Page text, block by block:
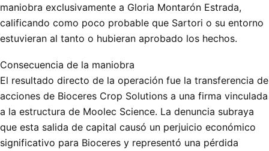
maniobra exclusivamente a Gloria Montarón Estrada,
calificando como poco probable que Sartori o su entorno
estuvieran al tanto o hubieran aprobado los hechos.
Consecuencia de la maniobra
El resultado directo de la operación fue la transferencia de
acciones de Bioceres Crop Solutions a una firma vinculada
a la estructura de Moolec Science. La denuncia subraya
que esta salida de capital causó un perjuicio económico
significativo para Bioceres y representó una pérdida